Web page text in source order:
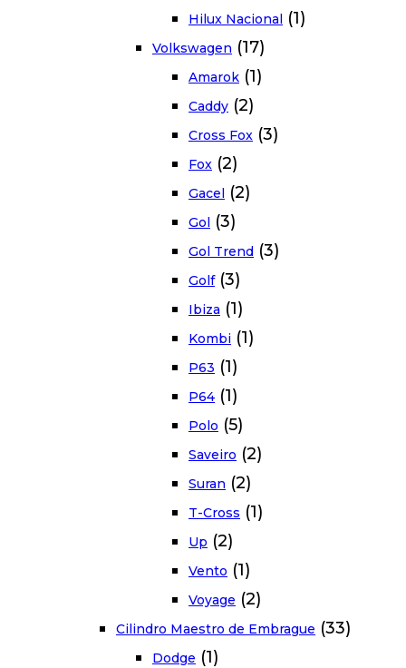
Hilux Nacional (1)
Volkswagen (17)
Amarok (1)
Caddy (2)
Cross Fox (3)
Fox (2)
Gacel (2)
Gol (3)
Gol Trend (3)
Golf (3)
Ibiza (1)
Kombi (1)
P63 (1)
P64 (1)
Polo (5)
Saveiro (2)
Suran (2)
T-Cross (1)
Up (2)
Vento (1)
Voyage (2)
Cilindro Maestro de Embrague (33)
Dodge (1)